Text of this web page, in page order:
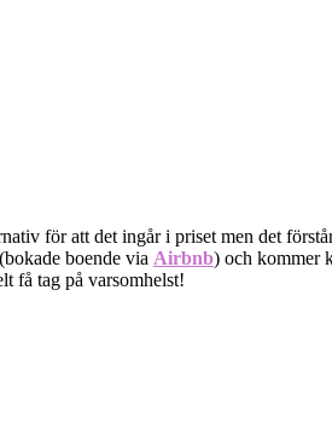
för att det ingår i priset men det
boende via Airbnb) och kommer
få tag på varsomhelst!